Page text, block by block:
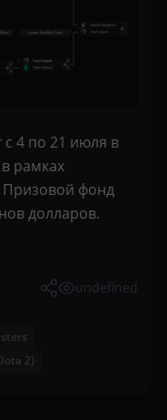
с 4 по 21 июля в
рамках
Призовой фонд
долларов.
undefined
2)